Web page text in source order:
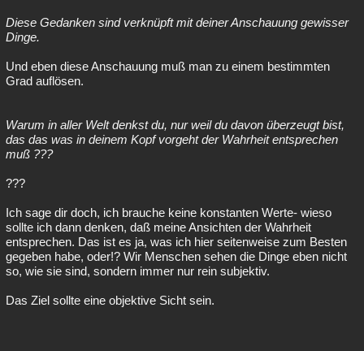
Diese Gedanken sind verknüpft mit deiner Anschauung gewisser
Dinge.
Und eben diese Anschauung muß man zu einem bestimmten
Grad auflösen.
Warum in aller Welt denkst du, nur weil du davon überzeugt bist,
das das was in deinem Kopf vorgeht der Wahrheit entsprechen
muß ???
???
Ich sage dir doch, ich brauche keine konstanten Werte- wieso
sollte ich dann denken, daß meine Ansichten der Wahrheit
entsprechen. Das ist es ja, was ich hier seitenweise zum Besten
gegeben habe, oder!? Wir Menschen sehen die Dinge eben nicht
so, wie sie sind, sondern immer nur rein subjektiv.
Das Ziel sollte eine objektive Sicht sein.